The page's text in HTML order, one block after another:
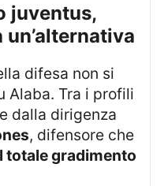
Alaba. Tra i profili
dalla dirigenza
, difensore che
totale gradimento